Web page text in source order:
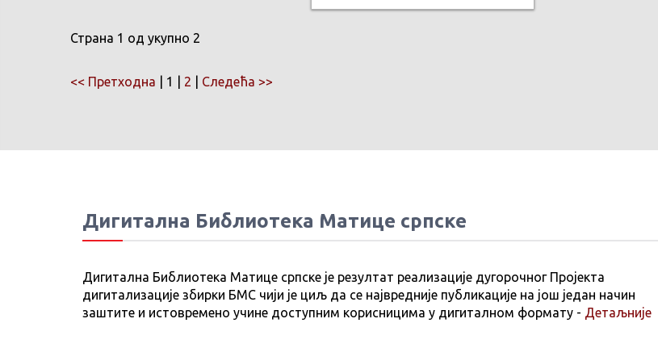
Страна 1 од укупно 2
<< Претходна | 1 | 2 Следећа >>
Дигитална Библиотека Матице српске
Дигитална Библиотека Матице српске је резултат реализације дугорочног Пројекта
дигитализације збирки БМС чији је циљ да се највредније публикације на још један начин
заштите и истовремено учине доступним корисницима у дигиталном формату - Детаљније